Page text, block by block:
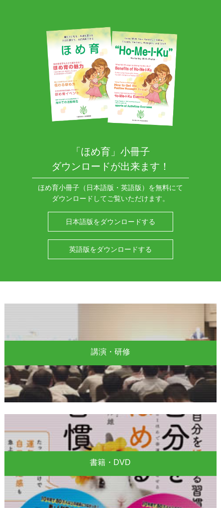
「ほめ育」小冊子
ダウンロードが出来ます！
ほめ育小冊子（日本語版・英語版）を無料にて
ダウンロードしてご覧いただけます。
日本語版をダウンロードする
英語版をダウンロードする
講演・研修
書籍・DVD